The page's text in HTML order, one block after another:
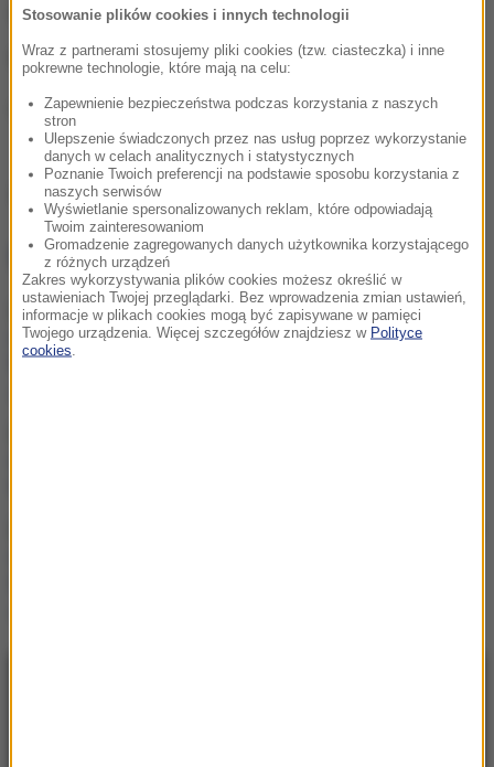
do ośmiu lat więzienia.
Dominika Panek
(mpw)
Źródło: RMF FM
NAJWAŻNIEJSZE FAKTY
Imponująca trasa
rowerowa połączy 19 gmin.
Stosowanie plików cookies i innych technologii
Wraz z partnerami stosujemy pliki cookies (tzw. ciasteczka) i inne
pokrewne technologie, które mają na celu:
Zapewnienie bezpieczeństwa podczas korzystania z naszych
stron
Ulepszenie świadczonych przez nas usług poprzez wykorzystanie
danych w celach analitycznych i statystycznych
Poznanie Twoich preferencji na podstawie sposobu korzystania z
naszych serwisów
Wyświetlanie spersonalizowanych reklam, które odpowiadają
Twoim zainteresowaniom
Gromadzenie zagregowanych danych użytkownika korzystającego
z różnych urządzeń
Zakres wykorzystywania plików cookies możesz określić w
ustawieniach Twojej przeglądarki. Bez wprowadzenia zmian ustawień,
informacje w plikach cookies mogą być zapisywane w pamięci
Twojego urządzenia. Więcej szczegółów znajdziesz w Polityce
cookies